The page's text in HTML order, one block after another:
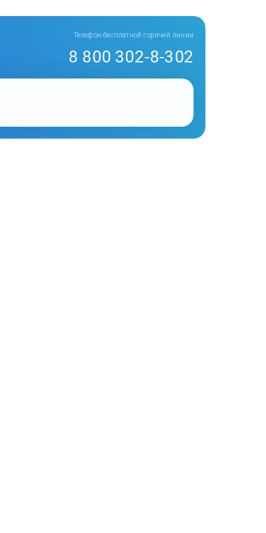
Телефон бесплатной горячей линии
8 800 302-8-302